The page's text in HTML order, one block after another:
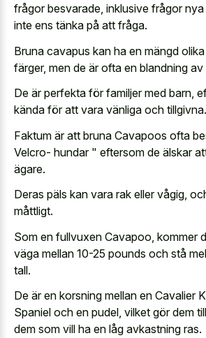
frågor besvarade, inklusive frågor
inte ens tänka på att fråga.
Bruna cavapus kan ha en mängd
färger, men de är ofta en blandning
De är perfekta för familjer med barn,
kända för att vara vänliga och tillgivna.
Faktum är att bruna Cavapoos ofta
Velcro- hundar " eftersom de älskar
ägare.
Deras päls kan vara rak eller vågig,
måttligt.
Som en fullvuxen Cavapoo, kommer
väga mellan 10-25 pounds och stå
tall.
De är en korsning mellan en Cavalier
Spaniel och en pudel, vilket gör dem
dem som vill ha en låg avkastning ras.